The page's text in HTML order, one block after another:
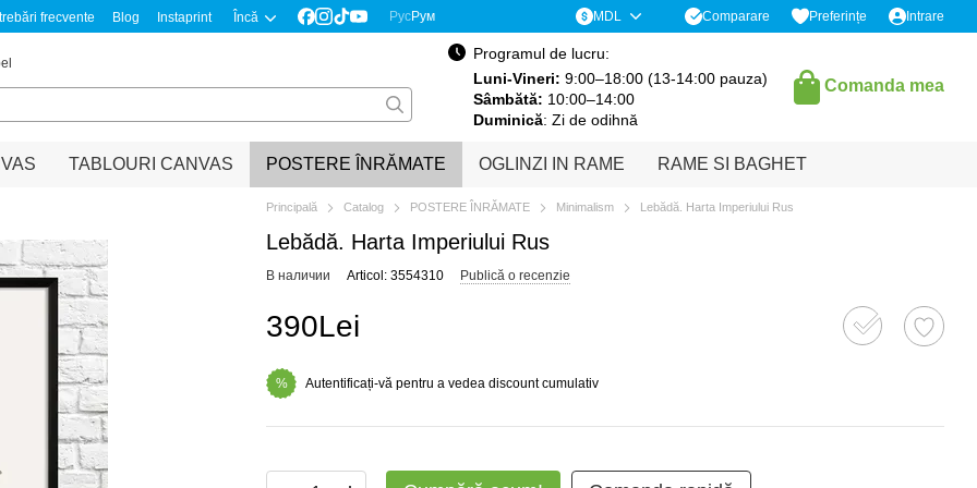
frecvente Blog Instaprint Încă РусРум MDL Comparare Preferințe Intrare
Programul de lucru:
Luni-Vineri: 9:00–18:00 (13-14:00 pauza)
Sâmbătă: 10:00–14:00
Duminică: Zi de odihnă
Comanda mea
TABLOURI CANVAS POSTERE ÎNRĂMATE OGLINZI IN RAME RAME SI BAGHET
Principală Catalog POSTERE ÎNRĂMATE Minimalism Lebădă. Harta Imperiului Rus
Lebădă. Harta Imperiului Rus
В наличии Articol: 3554310 Publică o recenzie
390Lei
% Autentificați-vă pentru a vedea discount cumulativ